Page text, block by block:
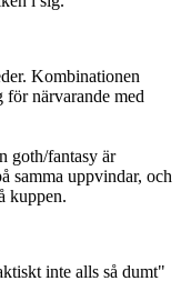
Kombinationen
för närvarande med
goth/fantasy är
samma uppvindar, och
kuppen.
inte alls så dumt"